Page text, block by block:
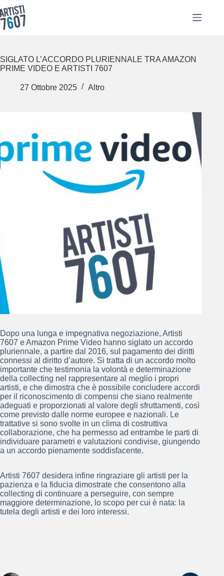
al
contenuto
SIGLATO L’ACCORDO PLURIENNALE TRA AMAZON
PRIME VIDEO E ARTISTI 7607
27 Ottobre 2025 Altro
Dopo una lunga e impegnativa negoziazione, Artisti
7607 e Amazon Prime Video hanno siglato un accordo
pluriennale, a partire dal 2016, sul pagamento dei diritti
connessi al diritto d’autore. Si tratta di un accordo molto
importante che testimonia la volontà e determinazione
della collecting nel rappresentare al meglio i propri
artisti, e che dimostra che è possibile concludere accordi
per il riconoscimento di compensi che siano realmente
adeguati e proporzionati al valore degli sfruttamenti, così
come previsto dalle norme europee e nazionali. Le
trattative si sono svolte in un clima di costruttiva
collaborazione, che ha permesso ad entrambe le parti di
individuare parametri e valutazioni condivise, giungendo
a un accordo pienamente soddisfacente.
Artisti 7607 desidera infine ringraziare gli artisti per la
pazienza e la fiducia dimostrate che consentono alla
collecting di continuare a perseguire, con sempre
maggiore determinazione, lo scopo per cui è nata: la
tutela degli artisti e dei loro interessi.